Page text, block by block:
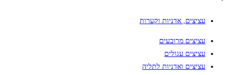
עציצים, אדניות וקערות
עציצים מרובעים
עציצים עגולים
עציצים ואדניות לתליה